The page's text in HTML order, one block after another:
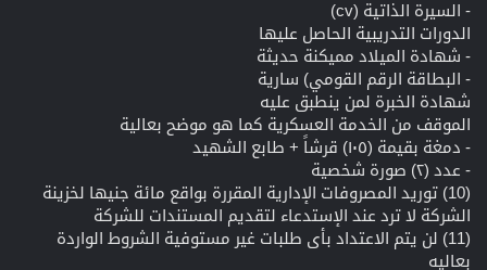
- السيرة الذاتية (cv)
الدورات التدريبية الحاصل عليها
- شهادة الميلاد مميكنة حديثة
- البطاقة الرقم القومي) سارية
شهادة الخبرة لمن ينطبق عليه
الموقف من الخدمة العسكرية كما هو موضح بعالية
- دمغة بقيمة (١٠٥) قرشاً + طابع الشهيد
- عدد (٢) صورة شخصية
(10) توريد المصروفات الإدارية المقررة بواقع مائة جنيها لخزينة
الشركة لا ترد عند الإستدعاء لتقديم المستندات للشركة
(11) لن يتم الاعتداد بأى طلبات غير مستوفية الشروط الواردة
بعاليه